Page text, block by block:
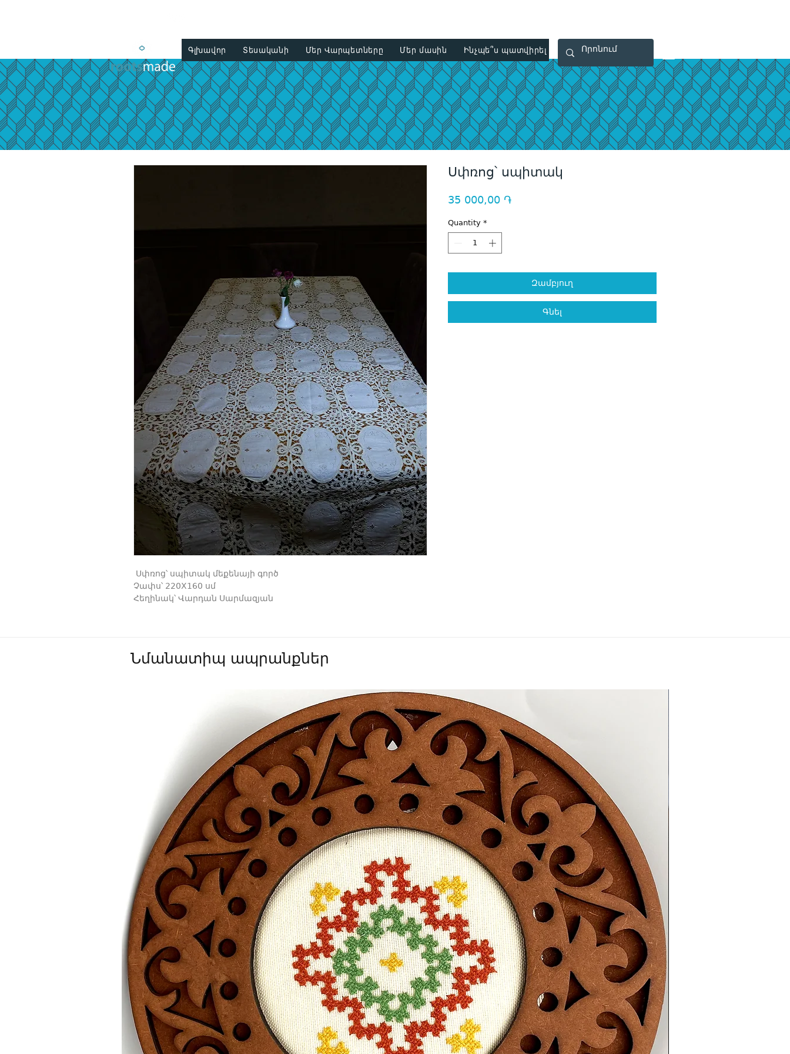
Սփռոց՝ սպիտակ մեքենայի գործ
Չափս՝ 220X160 սմ
Հեղինակ՝ Վարդան Սարմազյան
Սփռոց՝ սպիտակ
35 000,00 ֏Price
Quantity *
Զամբյուղ
Գնել
Նմանատիպ ապրանքներ
Գլխավոր Տեսականի Մեր Վարպետները Մեր մասին Ինչպե՞ս պատվիրել Կապ